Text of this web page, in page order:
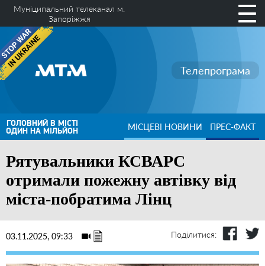
Муніципальний телеканал м.
Запоріжжя
Телепрограма
ГОЛОВНИЙ В МІСТІ
ОДИН НА МІЛЬЙОН МІСЦЕВІ НОВИНИ ПРЕС-ФАКТ
Рятувальники КСВАРС
отримали пожежну автівку від
міста-побратима Лінц
03.11.2025, 09:33 Поділитися: